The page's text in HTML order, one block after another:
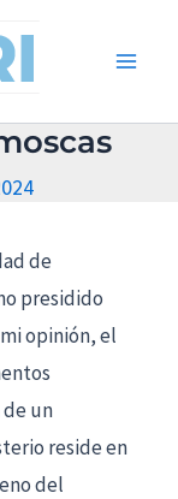
de
presidido
opinión, el
un
reside en
del